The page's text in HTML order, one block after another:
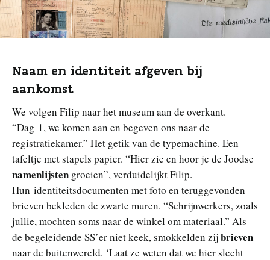
Naam en identiteit afgeven bij
aankomst
We volgen Filip naar het museum aan de overkant.
“Dag 1, we komen aan en begeven ons naar de
registratiekamer.” Het getik van de typemachine. Een
tafeltje met stapels papier. “Hier zie en hoor je de Joodse
namenlijsten groeien”, verduidelijkt Filip.
Hun identiteitsdocumenten met foto en teruggevonden
brieven bekleden de zwarte muren. “Schrijnwerkers, zoals
jullie, mochten soms naar de winkel om materiaal.” Als
de begeleidende SS’er niet keek, smokkelden zijbrieven
naar de buitenwereld. ‘Laat ze weten dat we hier slecht